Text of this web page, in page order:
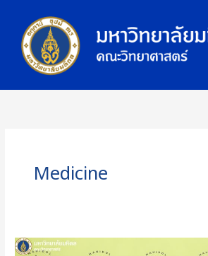
content
Medicine
คณะ